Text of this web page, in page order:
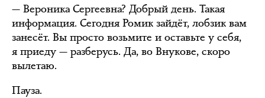
— Вероника Сергеевна? Добрый день. Такая
информация. Сегодня Ромик зайдёт, лобзик вам
занесёт. Вы просто возьмите и оставьте у себя,
я приеду — разберусь. Да, во Внукове, скоро
вылетаю.
Пауза.